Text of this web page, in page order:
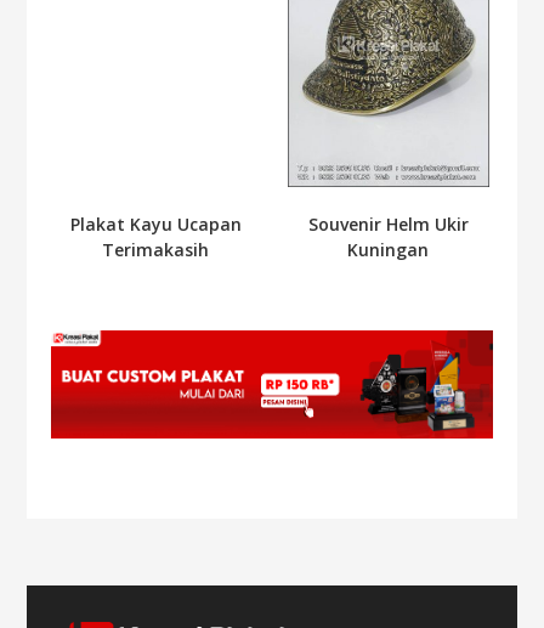
Plakat Kayu Ucapan
Terimakasih
Souvenir Helm Ukir
Kuningan